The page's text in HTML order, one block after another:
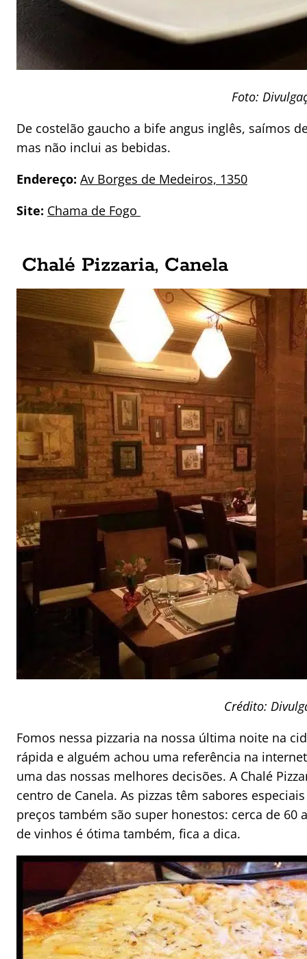
Foto:
De costelão gaucho a bife angus inglês, saímos
mas não inclui as bebidas.
Endereço: Av Borges de Medeiros, 1350
Site: Chama de Fogo
Chalé Pizzaria, Canela
Crédito:
Fomos nessa pizzaria na nossa última noite na
rápida e alguém achou uma referência na
uma das nossas melhores decisões. A Chalé
centro de Canela. As pizzas têm sabores
preços também são super honestos: cerca de 60
de vinhos é ótima também, fica a dica.